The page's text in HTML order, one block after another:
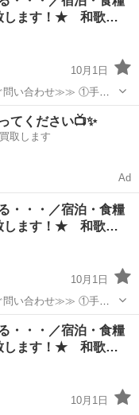
します！★ 和歌…
10月1日
問い合わせ≫≫ ①手持
い ③携帯が止まって
社のプロの
てください📺✨
取します
Ad
・・・／宿泊・食糧
します！★ 和歌…
10月1日
問い合わせ≫≫ ①手持
い ③携帯が止まって
のプロの
・・・／宿泊・食糧
します！★ 和歌…
10月1日